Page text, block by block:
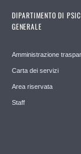
DIPARTIMENTO DI
GENERALE
Amministrazione
Carta dei servizi
Area riservata
Staff